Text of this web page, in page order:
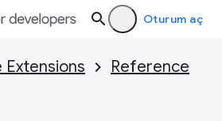
Oturum aç
Extensions
Reference